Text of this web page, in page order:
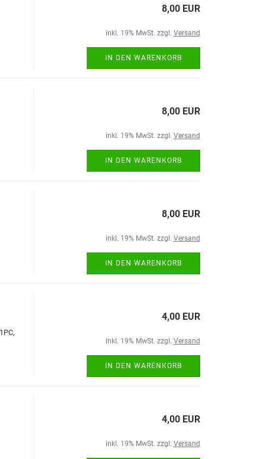
8,00 EUR
inkl. 19% MwSt. zzgl. Versand
IN DEN WARENKORB
8,00 EUR
inkl. 19% MwSt. zzgl. Versand
IN DEN WARENKORB
8,00 EUR
inkl. 19% MwSt. zzgl. Versand
IN DEN WARENKORB
4,00 EUR
inkl. 19% MwSt. zzgl. Versand
IN DEN WARENKORB
4,00 EUR
inkl. 19% MwSt. zzgl. Versand